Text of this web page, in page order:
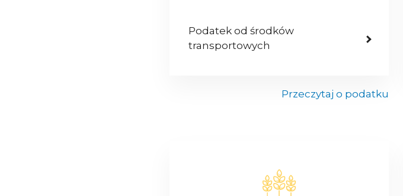
Podatek od środków
transportowych
Przeczytaj o podatku